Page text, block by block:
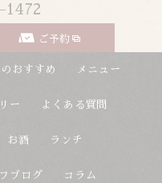
1472
ご予約
おすすめ メニュー
ー よくある質問
お酒 ランチ
ブログ コラム